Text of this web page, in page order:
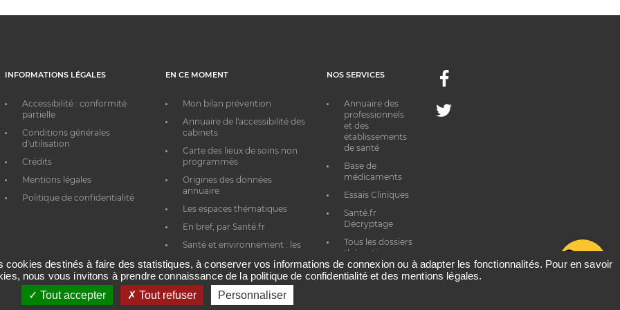
INFORMATIONS LÉGALES
Accessibilité : conformité
partielle
Conditions générales
d'utilisation
Crédits
Mentions légales
Politique de confidentialité
EN CE MOMENT
Mon bilan prévention
Annuaire de l'accessibilité des
cabinets
Carte des lieux de soins non
programmés
Origines des données
annuaire
Les espaces thématiques
En bref, par Santé.fr
Santé et environnement : les
NOS SERVICES
Annuaire des
professionnels
et des
établissements
de santé
Base de
médicaments
Essais Cliniques
Santé.fr
Décryptage
Tous les dossiers
thématiques
Facebook
Twitter
cookies destinés à faire des statistiques, à conserver vos informations de connexion ou à adapter les fonctionnalités. Pour en savoir
nous vous invitons à prendre connaissance de la politique de confidentialité et des mentions légales.
Tout accepter
Tout refuser Personnaliser